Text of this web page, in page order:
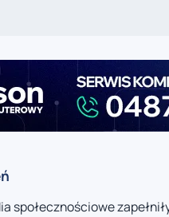
społecznościowe